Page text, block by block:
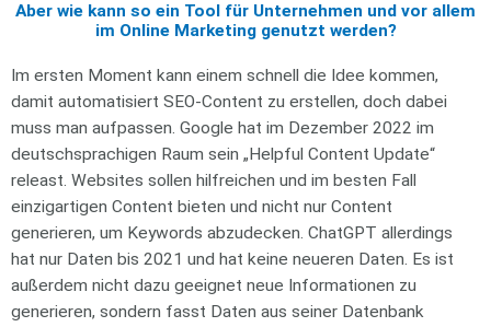
Aber wie kann so ein Tool für Unternehmen und vor allem
im Online Marketing genutzt werden?
Im ersten Moment kann einem schnell die Idee kommen,
damit automatisiert SEO-Content zu erstellen, doch dabei
muss man aufpassen. Google hat im Dezember 2022 im
deutschsprachigen Raum sein „Helpful Content Update“
releast. Websites sollen hilfreichen und im besten Fall
einzigartigen Content bieten und nicht nur Content
generieren, um Keywords abzudecken. ChatGPT allerdings
hat nur Daten bis 2021 und hat keine neueren Daten. Es ist
außerdem nicht dazu geeignet neue Informationen zu
generieren, sondern fasst Daten aus seiner Datenbank